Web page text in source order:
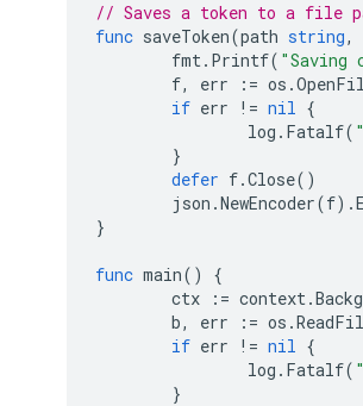
// Saves a token to a file
func saveToken(path string,
fmt. Printf(
f, err := os .
if err != nil {
log . Fatalf(
}
defer f.Close()
json .NewEncoder(f).
}
func main()
{
ctx
:= context.
b, err := os .
if err != nil {
log . Fatalf(
}